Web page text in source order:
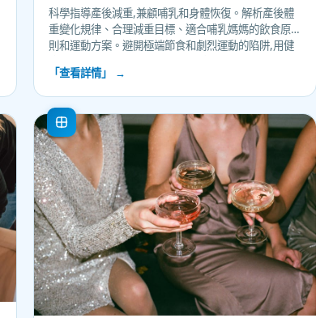
科學指導產後減重,兼顧哺乳和身體恢復。解析產後體
重變化規律、合理減重目標、適合哺乳媽媽的飲食原
則和運動方案。避開極端節食和劇烈運動的陷阱,用健
「查看詳情」 →